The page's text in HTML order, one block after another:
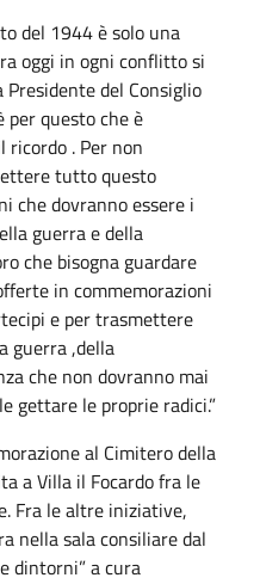
del 1944 è solo una
oggi in ogni conflitto si
del Consiglio
per questo che è
. Per non
tutto questo
che dovranno essere i
guerra e della
che bisogna guardare
in commemorazioni
e per trasmettere
guerra ,della
che non dovranno mai
gettare le proprie radici.”
al Cimitero della
a Villa il Focardo fra le
Fra le altre iniziative,
nella sala consiliare dal
dintorni” a cura